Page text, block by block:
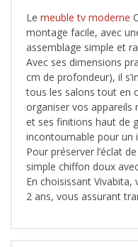
Le meuble tv moderne
montage facile, avec
assemblage simple et
Avec ses dimensions
cm de profondeur), il
tous les salons tout en
organiser vos appareils
et ses finitions haut de
incontournable pour un
Pour préserver l’éclat
simple chiffon doux
En choisissant Vivabita,
2 ans, vous assurant